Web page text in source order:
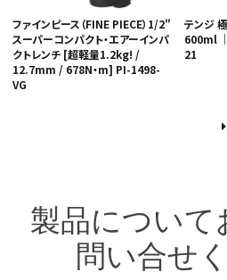
ファインピース（FINE PIECE）1/2"
スーパーコンパクト・エアーインパ
クトレンチ [超軽量1.2kg! /
12.7mm / 678N・m] PI-1498-
VG
テンジ
600ml
21